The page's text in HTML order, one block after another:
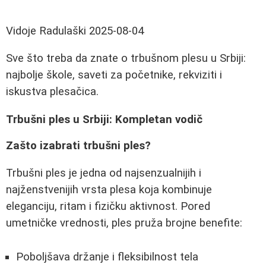
Vidoje Radulaški 2025-08-04
Sve što treba da znate o trbušnom plesu u Srbiji:
najbolje škole, saveti za početnike, rekviziti i
iskustva plesačica.
Trbušni ples u Srbiji: Kompletan vodič
Zašto izabrati trbušni ples?
Trbušni ples je jedna od najsenzualnijih i
najženstvenijih vrsta plesa koja kombinuje
eleganciju, ritam i fizičku aktivnost. Pored
umetničke vrednosti, ples pruža brojne benefite:
Poboljšava držanje i fleksibilnost tela